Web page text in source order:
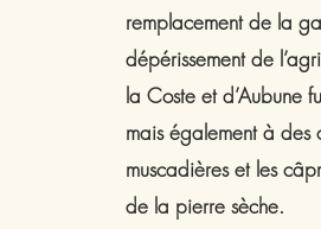
remplacement de la
dépérissement de
la Coste et d’Aubune
mais également à des
muscadières et les
de la pierre sèche.